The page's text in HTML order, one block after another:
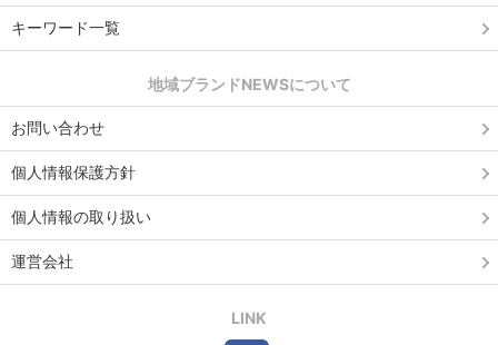
キーワード一覧
地域ブランドNEWSについて
お問い合わせ
個人情報保護方針
個人情報の取り扱い
運営会社
LINK